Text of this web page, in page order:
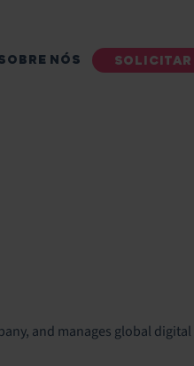
SOLICITAR
NÓS
and manages global